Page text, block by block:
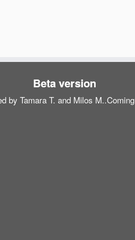
Beta version
by Tamara T. and Milos M..Coming